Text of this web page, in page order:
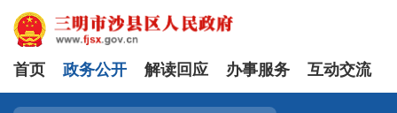
注册 登录
首页 政务公开 解读回应 办事服务 互动交流